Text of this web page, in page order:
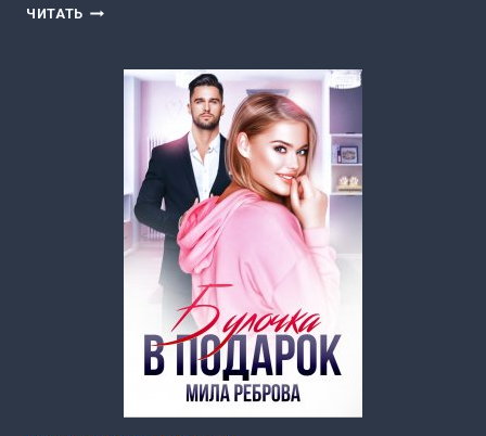
ЧИТАТЬ ФРЕНДЗОНА.
ЗАПРЕТОМ